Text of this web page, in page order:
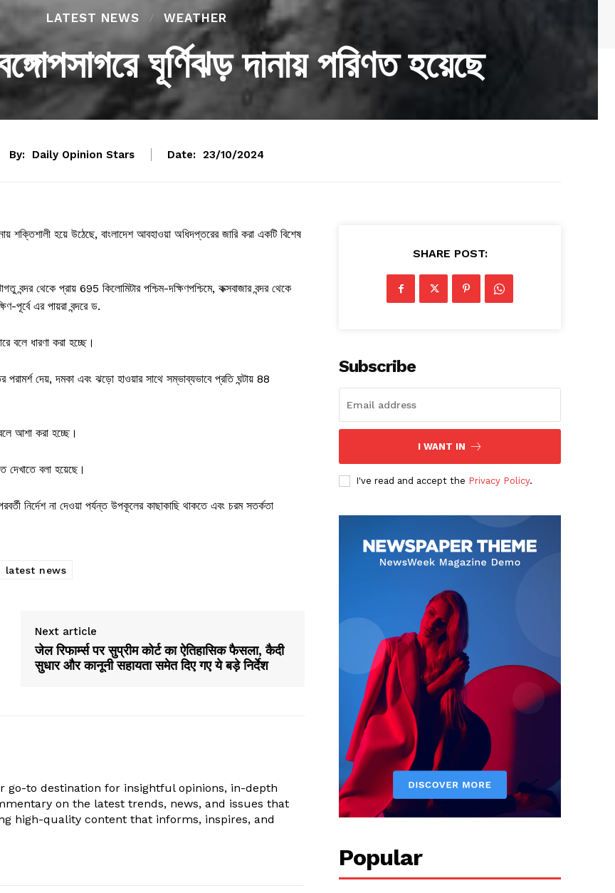
LATEST NEWS WEATHER
ঘূর্ণিঝড় দানায় পরিণত হয়েছে
By: Daily Opinion Stars Date: 23/10/2024
শক্তিশালী হয়ে উঠেছে, বাংলাদেশ আবহাওয়া অধিদপ্তরের জারি করা একটি বিশেষ
থেকে প্রায় 695 কিলোমিটার পশ্চিম-দক্ষিণপশ্চিমে, কক্সবাজার বন্দর থেকে
পূর্বে এর পায়রা বন্দরে ড.
বলে ধারণা করা হচ্ছে।
পরামর্শ দেয়, দমকা এবং ঝড়ো হাওয়ার সাথে সম্ভাব্যভাবে প্রতি ঘন্টায় 88
আশা করা হচ্ছে।
দেখাতে বলা হয়েছে।
নির্দেশ না দেওয়া পর্যন্ত উপকূলের কাছাকাছি থাকতে এবং চরম সতর্কতা
latest news
Next article
जेल रिफार्म्स पर सुप्रीम कोर्ट का ऐतिहासिक फैसला, कैदी
सुधार और कानूनी सहायता समेत दिए गए ये बड़े निर्देश
go-to destination for insightful opinions, in-depth
on the latest trends, news, and issues that
high-quality content that informs, inspires, and
SHARE POST:
Subscribe
I WANT IN
I've read and accept the Privacy Policy.
Popular